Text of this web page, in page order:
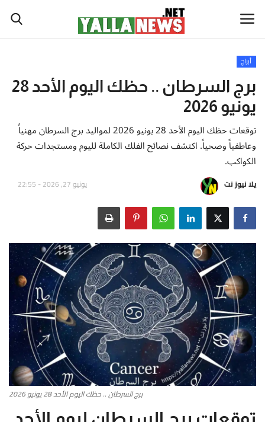
أخبار العالم
أخبار الوطن العربي
سياسة واقتصاد
رياضة
تكنولوجيا وعلوم
صحة ولياقة
أطباق من المطابخ العربية
سياحة وسفر
منوعات عامة
جاليري الفن التشكيلي
من نحن
أبراج
برج السرطان .. حظك اليوم الأحد 28
يونيو 2026
توقعات حظك اليوم الأحد 28 يونيو 2026 لمواليد برج السرطان مهنياً
وعاطفياً وصحياً. اكتشف نصائح الفلك الكاملة لليوم ومستجدات حركة
الكواكب.
يلا نيوز نت يونيو 27, 2026 - 22:55
برج السرطان .. حظك اليوم الأحد 28 يونيو 2026
توقعات برج السرطان ليوم الأحد